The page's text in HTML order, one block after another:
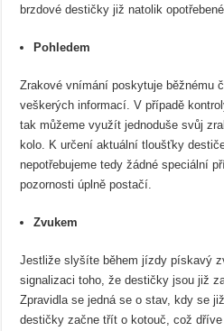
brzdové destičky již natolik
Pohledem
Zrakové vnímání poskytuje běžnému
veškerých informací. V případě
tak můžeme využít jednoduše svůj
kolo. K určení aktuální tloušťky
nepotřebujeme tedy žádné speciální
pozornosti úplně postačí.
Zvukem
Jestliže slyšíte během jízdy pískavý
signalizaci toho, že destičky jsou již
Zpravidla se jedná se o stav, kdy se
destičky začne třít o kotouč, což